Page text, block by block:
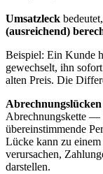
Umsatzleck
(ausreichend)
Beispiel: Ein Kunde
gewechselt, ihn
alten Preis. Die
Abrechnungslücken
Abrechnungskette —
übereinstimmende
Lücke kann zu
verursachen,
darstellen.